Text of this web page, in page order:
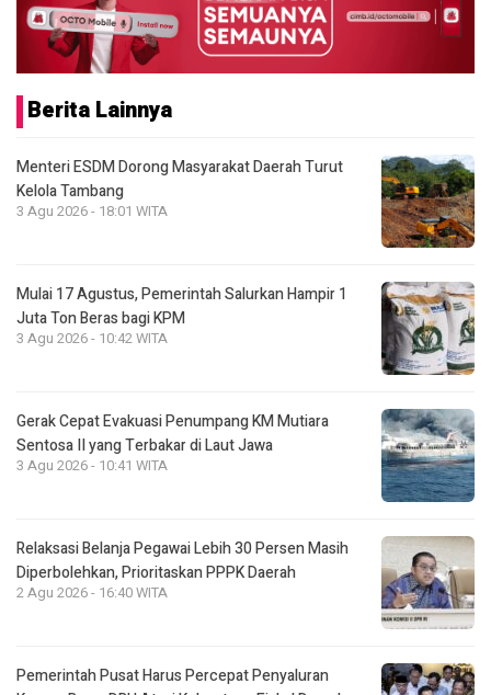
Berita Lainnya
Menteri ESDM Dorong Masyarakat Daerah Turut
Kelola Tambang
3 Agu 2026 - 18:01 WITA
Mulai 17 Agustus, Pemerintah Salurkan Hampir 1
Juta Ton Beras bagi KPM
3 Agu 2026 - 10:42 WITA
Gerak Cepat Evakuasi Penumpang KM Mutiara
Sentosa II yang Terbakar di Laut Jawa
3 Agu 2026 - 10:41 WITA
Relaksasi Belanja Pegawai Lebih 30 Persen Masih
Diperbolehkan, Prioritaskan PPPK Daerah
2 Agu 2026 - 16:40 WITA
Pemerintah Pusat Harus Percepat Penyaluran